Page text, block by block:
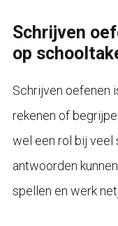
Schrijven
op
Schrijven oefenen
rekenen of
wel een rol bij veel
antwoorden
spellen en werk